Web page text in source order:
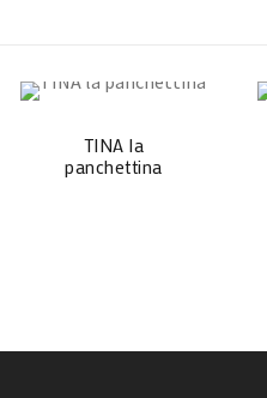
TINA la
panchettina